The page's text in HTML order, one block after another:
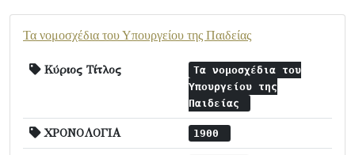
Τα νομοσχέδια του Υπουργείου της Παιδείας
Κύριος Τίτλος
Τα νομοσχέδια του
Υπουργείου της
Παιδείας
ΧΡΟΝΟΛΟΓΙΑ 1900